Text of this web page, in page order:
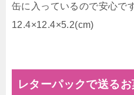
缶に入っているので安心で
12.4×12.4×5.2(cm)
レターパックで送る